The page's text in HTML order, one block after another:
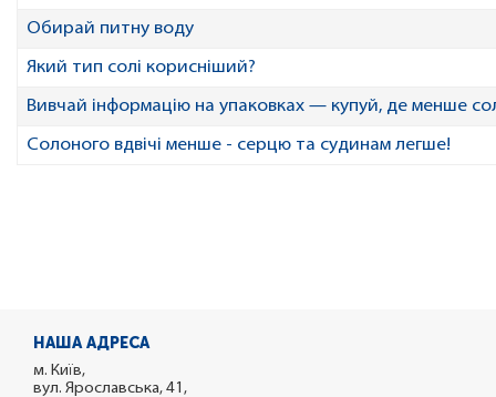
Обирай питну воду
Який тип солі корисніший?
Вивчай інформацію на упаковках — купуй, де менше
Солоного вдвічі менше - серцю та судинам легше!
НАША АДРЕСА
м. Київ,
вул. Ярославська, 41,